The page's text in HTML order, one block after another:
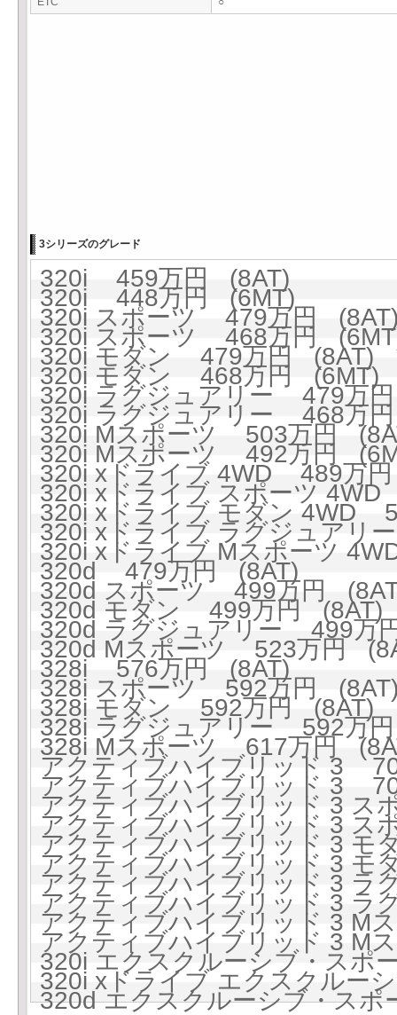
3シリーズのグレード
320i 459万円 (8AT)
320i 448万円 (6MT)
320i スポーツ 479万円
320i スポーツ 468万円
320i モダン 479万円 (8AT)
320i モダン 468万円 (6MT)
320i ラグジュアリー 479万
320i ラグジュアリー 468万
320i Mスポーツ 503万円
320i Mスポーツ 492万円
320i xドライブ 4WD 489万
320i xドライブ スポーツ
320i xドライブ モダン 4WD
320i xドライブ ラグジュア
320i xドライブ Mスポーツ
320d 479万円 (8AT)
320d スポーツ 499万円
320d モダン 499万円 (8AT)
320d ラグジュアリー 499万
320d Mスポーツ 523万円
328i 576万円 (8AT)
328i スポーツ 592万円
328i モダン 592万円 (8AT)
328i ラグジュアリー 592万
328i Mスポーツ 617万円
アクティブハイブリッド 3
アクティブハイブリッド 3
アクティブハイブリッド 3
アクティブハイブリッド 3
アクティブハイブリッド 3
アクティブハイブリッド 3
アクティブハイブリッド 3
アクティブハイブリッド 3
アクティブハイブリッド 3
アクティブハイブリッド 3
320i エクスクルーシブ・ス
320i xドライブ エクスクルー
320d エクスクルーシブ・ス